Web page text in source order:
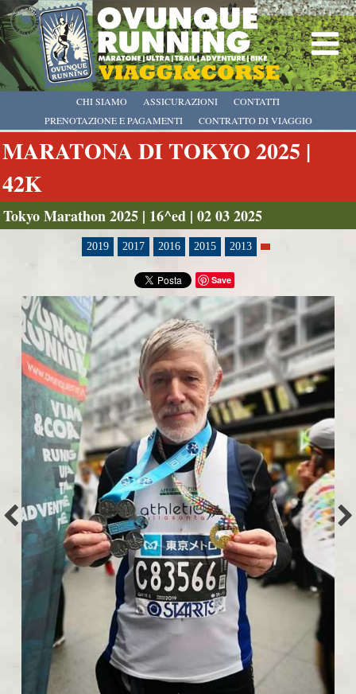
CHI SIAMO
PRENOTAZIONE E PAGAMENTI
CONTRATTO DI VIAGGIO
ASSICURAZIONI CONTATTI
MARATONA DI TOKYO 2025 |
42K
Tokyo Marathon 2025 | 16^ed | 02 03 2025
2019 2017 2016 2015 2013
Save